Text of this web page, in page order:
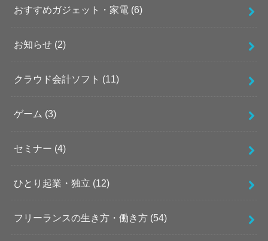
おすすめガジェット・家電 (6)
お知らせ (2)
クラウド会計ソフト (11)
ゲーム (3)
セミナー (4)
ひとり起業・独立 (12)
フリーランスの生き方・働き方 (54)